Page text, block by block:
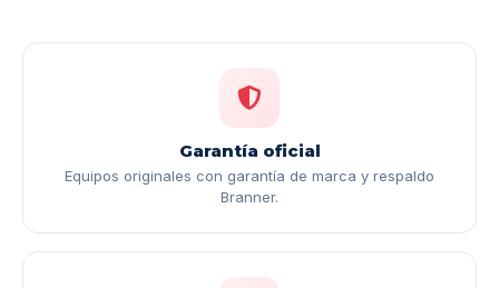
Garantía oficial
Equipos originales con garantía de marca y respaldo
Branner.